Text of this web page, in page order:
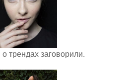
трендах заговорили.